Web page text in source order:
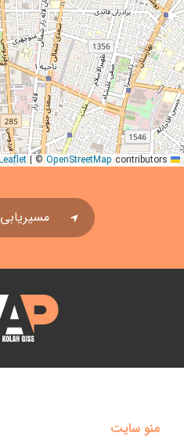
منو سایت
|© OpenStreetMapcontributors
مسیریابی